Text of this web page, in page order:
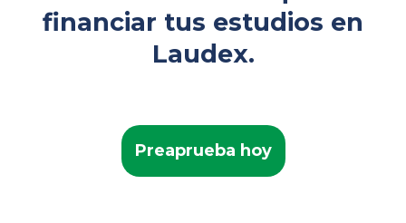
financiar tus estudios en
Laudex.
Preaprueba hoy